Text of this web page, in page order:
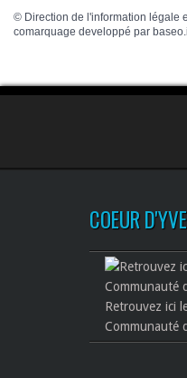
© Direction de l'information légale
comarquage developpé par
COEUR
Retrouvez ici
Communauté